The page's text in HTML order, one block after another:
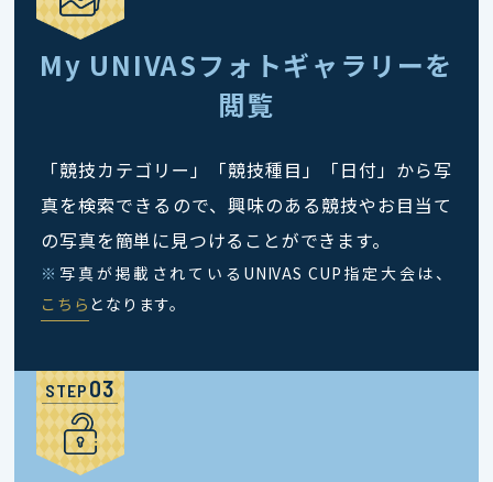
My UNIVASフォトギャラリーを
閲覧
「競技カテゴリー」「競技種目」「日付」から写
真を検索できるので、興味のある競技やお目当て
の写真を簡単に見つけることができます。
※ 写真が掲載されているUNIVAS CUP指定大会は、
こちら となります。
STEP